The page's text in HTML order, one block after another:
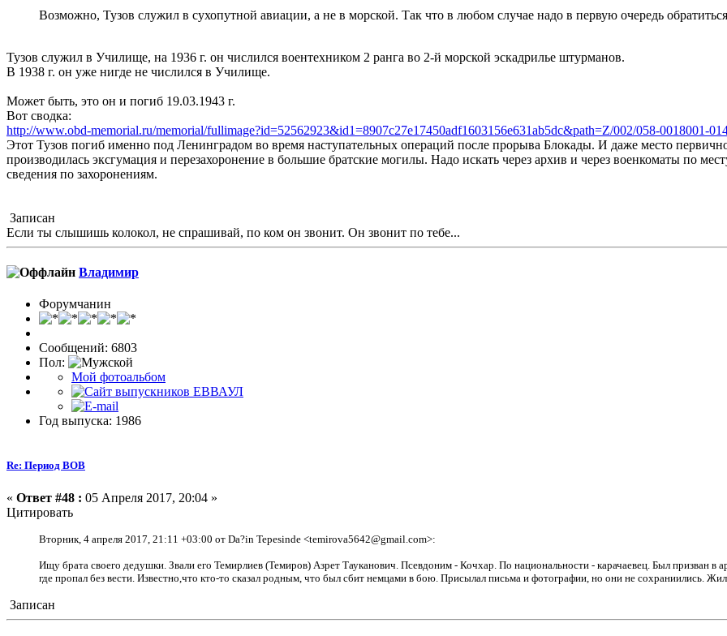
Возможно, Тузов служил в сухопутной авиации, а не в морской. Так что в любом случае надо в первую очередь
Тузов служил в Училище, на 1936 г. он числился воентехником 2 ранга во 2-й морской эскадрилье штурманов.
В 1938 г. он уже нигде не числился в Училище.
Может быть, это он и погиб 19.03.1943 г.
Вот сводка:
http://www.obd-memorial.ru/memorial/fullimage?id=52562923&id1=8907c27e17450adf1603156e631ab5dc&path=Z/002/058-0018001-
Этот Тузов погиб именно под Ленинградом во время наступательных операций после прорыва Блокады. И даже место
производилась эксгумация и перезахоронение в большие братские могилы. Надо искать через архив и через военкоматы по
сведения по захоронениям.
Записан
Если ты слышишь колокол, не спрашивай, по ком он звонит. Он звонит по тебе...
Влaдимир
Форумчанин
Сообщений: 6803
Пол:
Мой фотоальбом
Год выпуска: 1986
Re: Период ВОВ
« Ответ #48 : 05 Апреля 2017, 20:04 »
Цитировать
Вторник, 4 апреля 2017, 21:11 +03:00 от Da?in Tepesinde <temirova5642@gmail.com>:
Ищу брата своего дедушки. Звали его Темирлиев (Темиров) Азрет Тауканович. Псевдоним - Кочхар. По национальности - карачаевец. Был призван в
где пропал без вести. Известно,что кто-то сказал родным, что был сбит немцами в бою. Присылал письма и фотографии, но они не сохраниились.
Записан